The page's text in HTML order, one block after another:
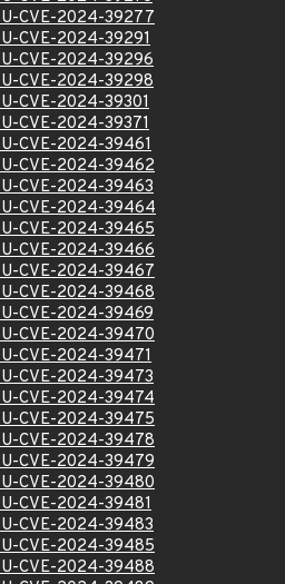
CVE-2024-39277
CVE-2024-39291
CVE-2024-39296
CVE-2024-39298
CVE-2024-39301
CVE-2024-39371
CVE-2024-39461
CVE-2024-39462
CVE-2024-39463
CVE-2024-39464
CVE-2024-39465
CVE-2024-39466
CVE-2024-39467
CVE-2024-39468
CVE-2024-39469
CVE-2024-39470
CVE-2024-39471
CVE-2024-39473
CVE-2024-39474
CVE-2024-39475
CVE-2024-39478
CVE-2024-39479
CVE-2024-39480
CVE-2024-39481
CVE-2024-39483
CVE-2024-39485
CVE-2024-39488